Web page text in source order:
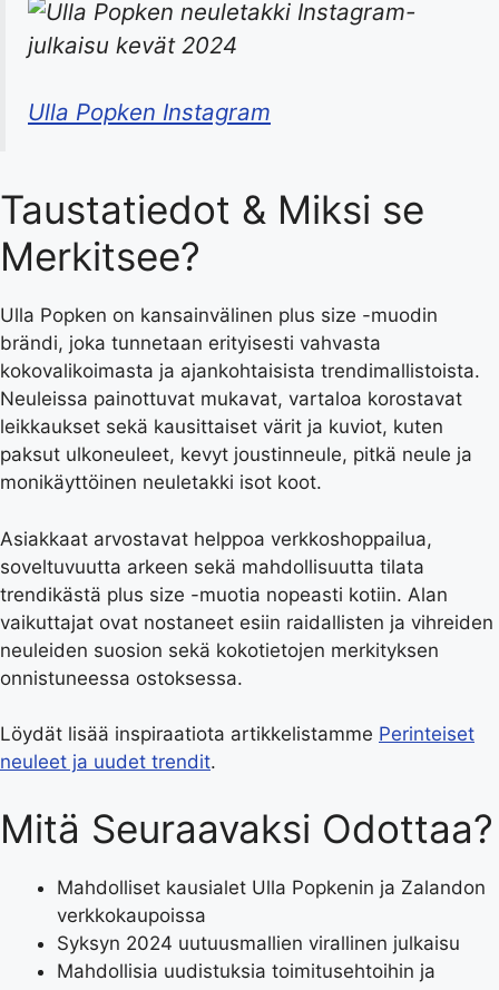
Ulla Popken Instagram
Taustatiedot & Miksi se
Merkitsee?
Ulla Popken on kansainvälinen plus size -muodin
brändi, joka tunnetaan erityisesti vahvasta
kokovalikoimasta ja ajankohtaisista trendimallistoista.
Neuleissa painottuvat mukavat, vartaloa korostavat
leikkaukset sekä kausittaiset värit ja kuviot, kuten
paksut ulkoneuleet, kevyt joustinneule, pitkä neule ja
monikäyttöinen neuletakki isot koot.
Asiakkaat arvostavat helppoa verkkoshoppailua,
soveltuvuutta arkeen sekä mahdollisuutta tilata
trendikästä plus size -muotia nopeasti kotiin. Alan
vaikuttajat ovat nostaneet esiin raidallisten ja vihreiden
neuleiden suosion sekä kokotietojen merkityksen
onnistuneessa ostoksessa.
Löydät lisää inspiraatiota artikkelistamme Perinteiset
neuleet ja uudet trendit.
Mitä Seuraavaksi Odottaa?
Mahdolliset kausialet Ulla Popkenin ja Zalandon
verkkokaupoissa
Syksyn 2024 uutuusmallien virallinen julkaisu
Mahdollisia uudistuksia toimitusehtoihin ja